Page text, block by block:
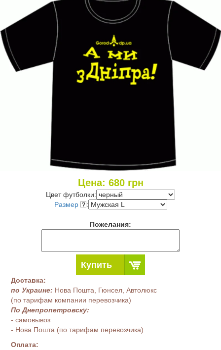
Цена: 680грн
Цвет футболки:
Размер
:
Пожелания:
Купить
Доставка:
по Украине: Нова Пошта, Гюнсел, Автолюкс
(по тарифам компании перевозчика)
По Днепропетровску:
- самовывоз
- Нова Пошта (по тарифам перевозчика)
Оплата: